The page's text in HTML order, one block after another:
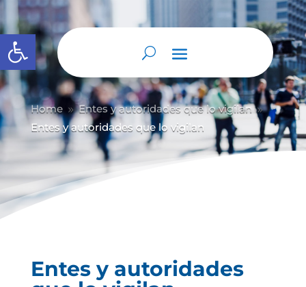
Abrir barra de herramientas
Home 9 Entes y autoridades que lo vigilan 9
Entes y autoridades que lo vigilan
Entes y autoridades